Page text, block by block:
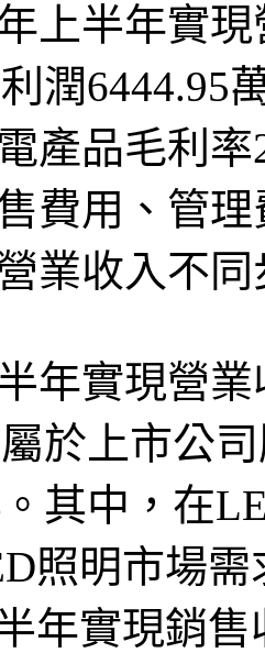
上半年實
潤6444.95
產品毛利
費用、管
業收入不同
年實現營
於上市公
其中，在
照明市場
年實現銷